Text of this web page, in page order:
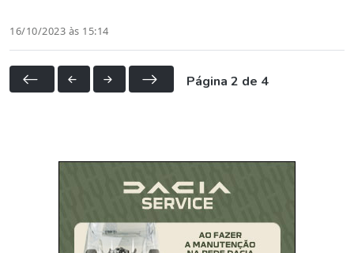
16/10/2023 às 15:14
Página 2 de 4